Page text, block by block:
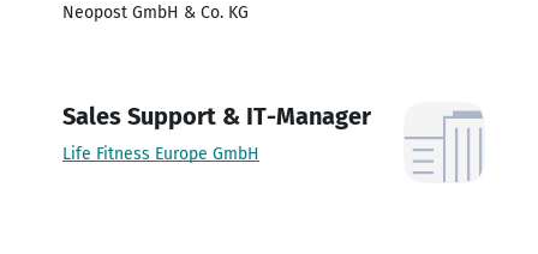
Neopost GmbH & Co. KG
Sales Support & IT-Manager
Life Fitness Europe GmbH